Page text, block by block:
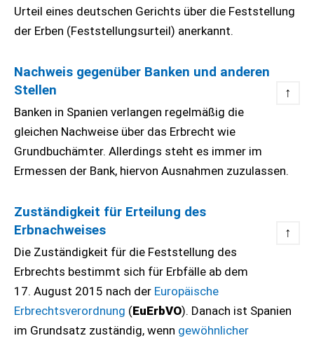
Urteil eines deutschen Gerichts über die Feststellung
der Erben (Feststellungsurteil) anerkannt.
Nachweis gegenüber Banken und anderen
Stellen
↑
Banken in Spanien verlangen regelmäßig die
gleichen Nachweise über das Erbrecht wie
Grundbuchämter. Allerdings steht es immer im
Ermessen der Bank, hiervon Ausnahmen zuzulassen.
Zuständigkeit für Erteilung des
Erbnachweises
↑
Die Zuständigkeit für die Feststellung des
Erbrechts bestimmt sich für Erbfälle ab dem
17. August 2015 nach der Europäische
Erbrechtsverordnung (EuErbVO). Danach ist Spanien
im Grundsatz zuständig, wenn gewöhnlicher